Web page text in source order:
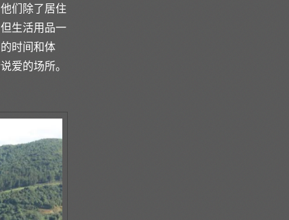
们除了居住
生活用品一
时间和体
爱的场所。